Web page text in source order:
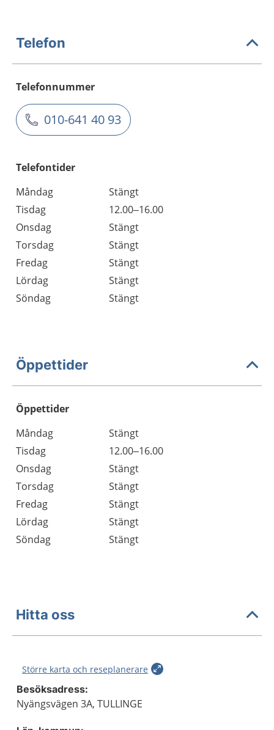
Telefon
Telefonnummer
010-641 40 93
Telefontider
Måndag
Stängt
Tisdag
12.00–16.00
Onsdag
Stängt
Torsdag
Stängt
Fredag
Stängt
Lördag
Stängt
Söndag
Stängt
Öppettider
Öppettider
Dag
Öppettider
Kommentarer
Måndag
Stängt
Tisdag
12.00–16.00
Onsdag
Stängt
Torsdag
Stängt
Fredag
Stängt
Lördag
Stängt
Söndag
Stängt
Hitta oss
Större karta och reseplanerare
Besöksadress:
Nyängsvägen 3A, TULLINGE